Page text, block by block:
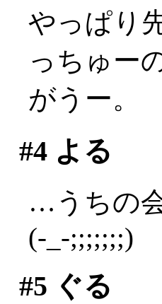
やっぱり
っちゅー
がうー。
#4よる
…うちの
(-_-;;;;;;;)
#5 ぐる